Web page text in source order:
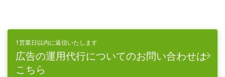
1営業日以内に返信いたします
広告の運用代行についてのお問い合わせは
こちら